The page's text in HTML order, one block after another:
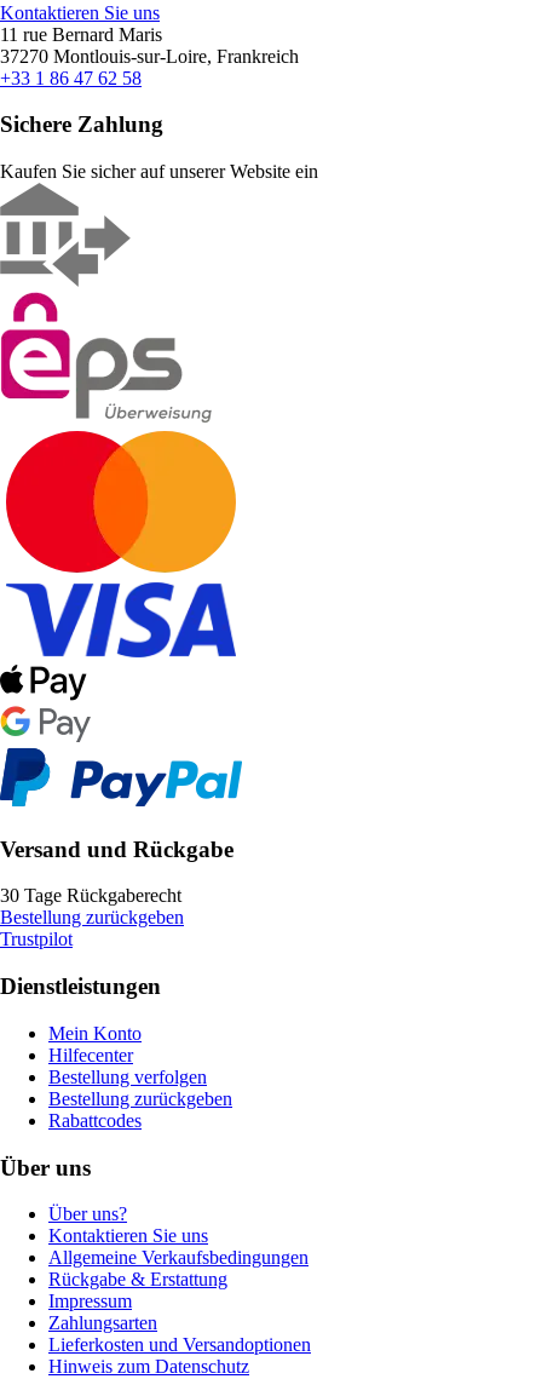
Kontaktieren Sie uns
11 rue Bernard Maris
37270 Montlouis-sur-Loire, Frankreich
+33 1 86 47 62 58
Sichere Zahlung
Kaufen Sie sicher auf unserer Website ein
Versand und Rückgabe
30 Tage Rückgaberecht
Bestellung zurückgeben
Trustpilot
Dienstleistungen
Mein Konto
Hilfecenter
Bestellung verfolgen
Bestellung zurückgeben
Rabattcodes
Über uns
Über uns?
Kontaktieren Sie uns
Allgemeine Verkaufsbedingungen
Rückgabe & Erstattung
Impressum
Zahlungsarten
Lieferkosten und Versandoptionen
Hinweis zum Datenschutz